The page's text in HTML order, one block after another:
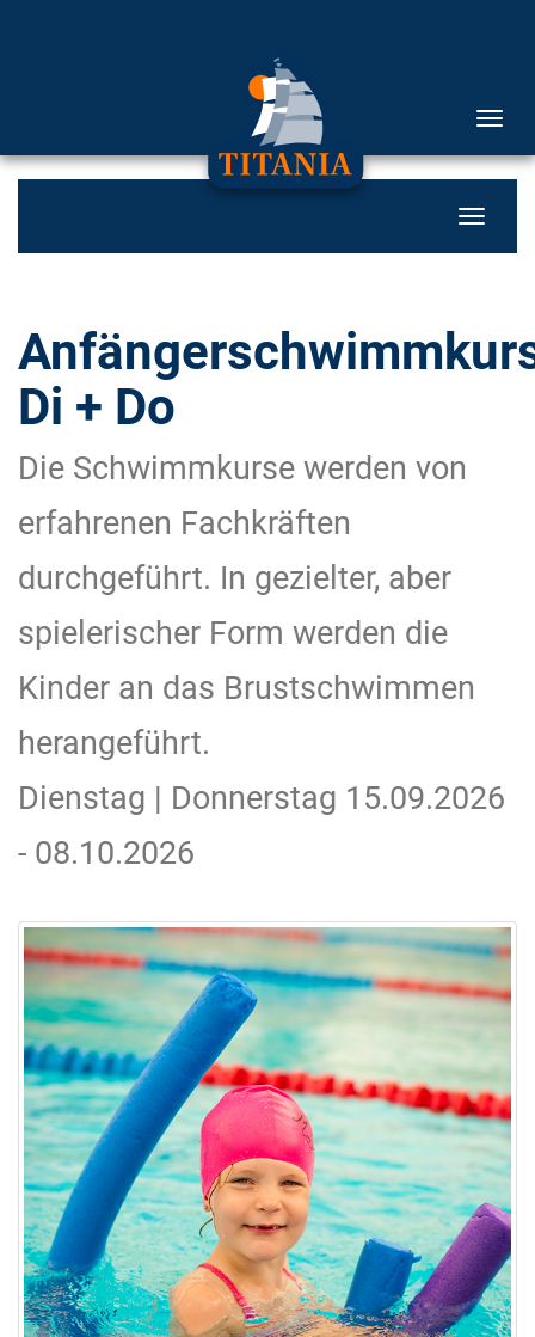
Menü
Di + Do
Die Schwimmkurse werden von
erfahrenen Fachkräften
durchgeführt. In gezielter, aber
spielerischer Form werden die
Kinder an das Brustschwimmen
herangeführt.
Dienstag | Donnerstag 15.09.2026
- 08.10.2026